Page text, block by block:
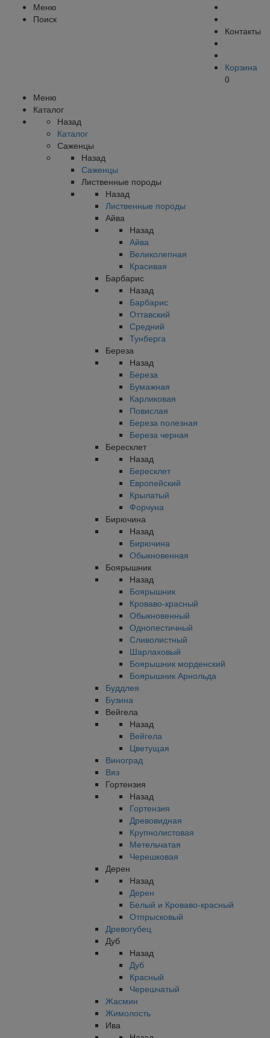
Контакты
Корзина
0
Меню
Поиск
Меню
Каталог
Назад
Каталог
Саженцы
Назад
Саженцы
Лиственные породы
Назад
Лиственные породы
Айва
Назад
Айва
Великолепная
Красивая
Барбарис
Назад
Барбарис
Оттавский
Средний
Тунберга
Береза
Назад
Береза
Бумажная
Карликовая
Повислая
Береза полезная
Береза черная
Бересклет
Назад
Бересклет
Европейский
Крылатый
Форчуна
Бирючина
Назад
Бирючина
Обыкновенная
Боярышник
Назад
Боярышник
Кроваво-красный
Обыкновенный
Однопестичный
Сливолистный
Шарлаховый
Боярышник морденский
Боярышник Арнольда
Буддлея
Бузина
Вейгела
Назад
Вейгела
Цветущая
Виноград
Вяз
Гортензия
Назад
Гортензия
Древовидная
Крупнолистовая
Метельчатая
Черешковая
Дерен
Назад
Дерен
Белый и Кроваво-красный
Отпрысковый
Древогубец
Дуб
Назад
Дуб
Красный
Черешчатый
Жасмин
Жимолость
Ива